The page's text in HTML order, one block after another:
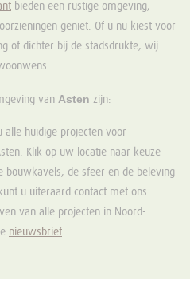
bieden een rustige omgeving,
geniet. Of u nu kiest voor
of dichter bij de stadsdrukte, wij
van Asten zijn:
alle huidige projecten voor
Klik op uw locatie naar keuze
de sfeer en de beleving
u uiteraard contact met ons
van alle projecten in Noord-
nieuwsbrief.